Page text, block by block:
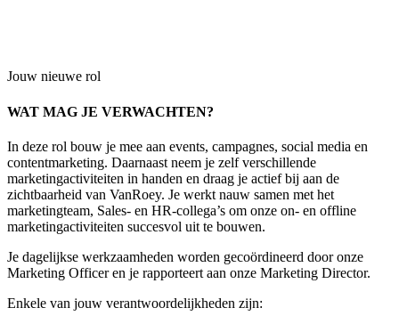
Jouw nieuwe rol
WAT MAG JE VERWACHTEN?
In deze rol bouw je mee aan events, campagnes, social media en
contentmarketing. Daarnaast neem je zelf verschillende
marketingactiviteiten in handen en draag je actief bij aan de
zichtbaarheid van VanRoey. Je werkt nauw samen met het
marketingteam, Sales- en HR-collega’s om onze on- en offline
marketingactiviteiten succesvol uit te bouwen.
Je dagelijkse werkzaamheden worden gecoördineerd door onze
Marketing Officer en je rapporteert aan onze Marketing Director.
Enkele van jouw verantwoordelijkheden zijn: